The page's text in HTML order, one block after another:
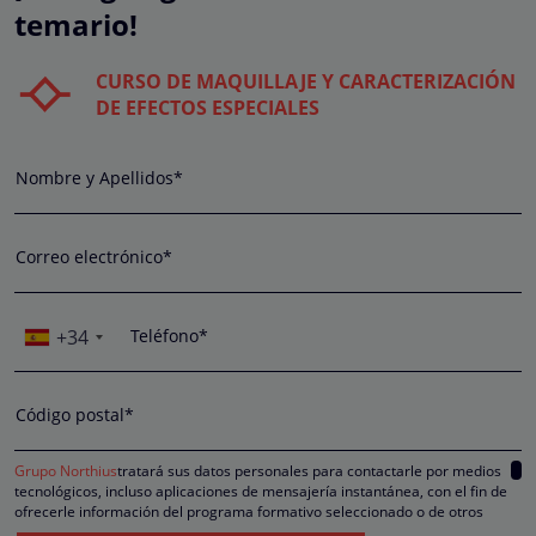
temario!
CURSO DE MAQUILLAJE Y CARACTERIZACIÓN
DE EFECTOS ESPECIALES
Nombre y Apellidos*
Correo electrónico*
+34 Teléfono*
Código postal*
Grupo Northiustratará sus datos personales para contactarle por medios
tecnológicos, incluso aplicaciones de mensajería instantánea, con el fin de
ofrecerle información del programa formativo seleccionado o de otros